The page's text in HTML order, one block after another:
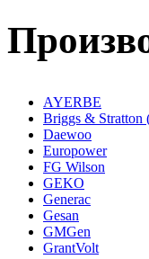
AYERBE
Briggs & Stratton
Daewoo
Europower
FG Wilson
GEKO
Generac
Gesan
GMGen
GrantVolt